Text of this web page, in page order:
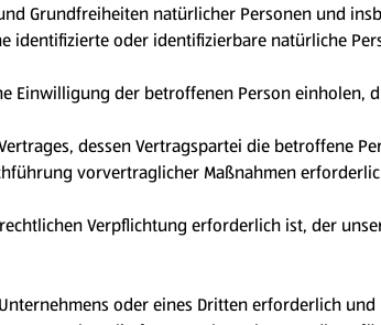
Grundfreiheiten natürlicher Personen und
identifizierte oder identifizierbare natürliche
der betroffenen Person einholen,
dessen Vertragspartei die betroffene
vorvertraglicher Maßnahmen
Verpflichtung erforderlich ist, der
oder eines Dritten erforderlich